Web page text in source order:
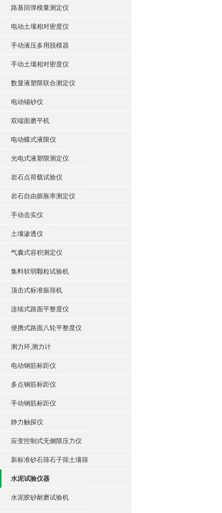
路基回弹模量测定仪
电动土壤相对密度仪
手动液压多用脱模器
手动土壤相对密度仪
数显液塑限联合测定仪
电动铺砂仪
双端面磨平机
电动蝶式液限仪
光电式液塑限测定仪
岩石点荷载试验仪
岩石自由膨胀率测定仪
手动击实仪
土壤渗透仪
气囊式容积测定仪
集料软弱颗粒试验机
顶击式标准振筛机
连续式路面平整度仪
便携式路面八轮平整度仪
测力环,测力计
电动钢筋标距仪
多点钢筋标距仪
手动钢筋标距仪
静力触探仪
应变控制式无侧限压力仪
新标准砂石筛石子筛土壤筛
水泥试验仪器
水泥胶砂耐磨试验机